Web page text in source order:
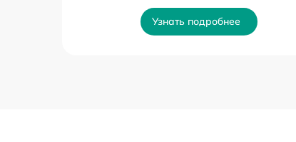
Узнать подробнее